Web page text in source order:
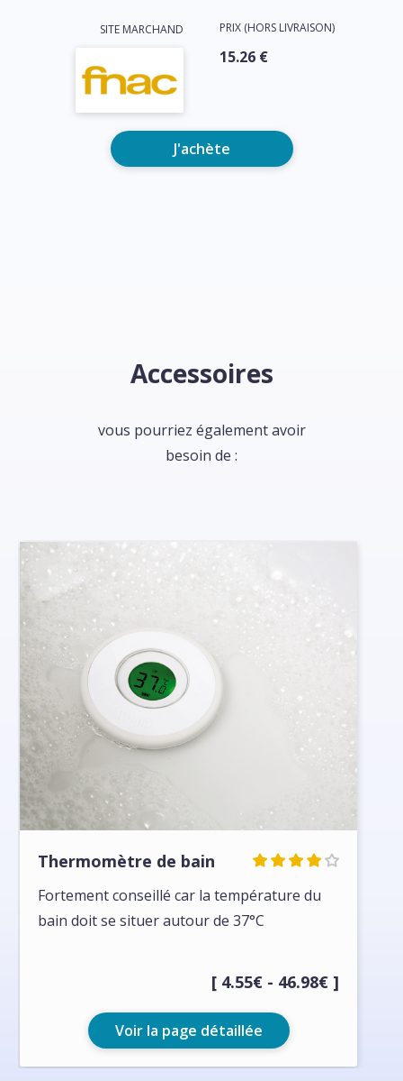
SITE MARCHAND PRIX (HORS LIVRAISON)
15.26 €
J'achète
Accessoires
vous pourriez également avoir
besoin de :
Thermomètre de bain
Fortement conseillé car la température du
bain doit se situer autour de 37°C
[ 4.55€ - 46.98€ ]
Voir la page détaillée